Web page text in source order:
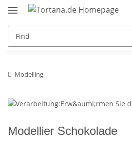
Modelling
Modellier Schokolade